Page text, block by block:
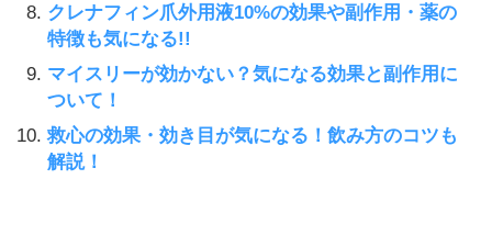
クレナフィン爪外用液10%の効果や副作用・薬の
特徴も気になる!!
マイスリーが効かない？気になる効果と副作用に
ついて！
救心の効果・効き目が気になる！飲み方のコツも
解説！